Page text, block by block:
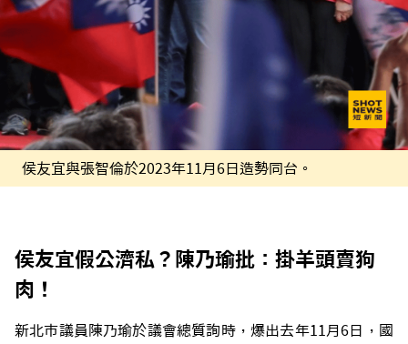
侯友宜與張智倫於2023年11月6日造勢同台。
侯友宜假公濟私？陳乃瑜批：掛羊頭賣狗
肉！
新北市議員陳乃瑜於議會總質詢時，爆出去年11月6日，國